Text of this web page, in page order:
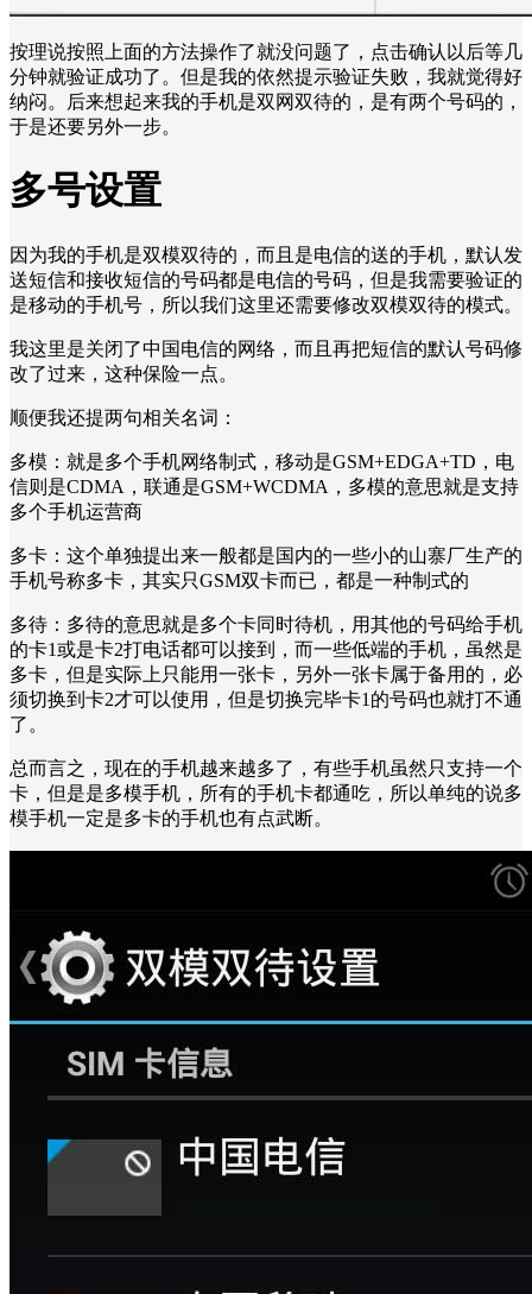
按理说按照上面的方法操作了就没问题了，点击确认以后等几
分钟就验证成功了。但是我的依然提示验证失败，我就觉得好
纳闷。后来想起来我的手机是双网双待的，是有两个号码的，
于是还要另外一步。
多号设置
因为我的手机是双模双待的，而且是电信的送的手机，默认发
送短信和接收短信的号码都是电信的号码，但是我需要验证的
是移动的手机号，所以我们这里还需要修改双模双待的模式。
我这里是关闭了中国电信的网络，而且再把短信的默认号码修
改了过来，这种保险一点。
顺便我还提两句相关名词：
多模：就是多个手机网络制式，移动是GSM+EDGA+TD，电
信则是CDMA，联通是GSM+WCDMA，多模的意思就是支持
多个手机运营商
多卡：这个单独提出来一般都是国内的一些小的山寨厂生产的
手机号称多卡，其实只GSM双卡而已，都是一种制式的
多待：多待的意思就是多个卡同时待机，用其他的号码给手机
的卡1或是卡2打电话都可以接到，而一些低端的手机，虽然是
多卡，但是实际上只能用一张卡，另外一张卡属于备用的，必
须切换到卡2才可以使用，但是切换完毕卡1的号码也就打不通
了。
总而言之，现在的手机越来越多了，有些手机虽然只支持一个
卡，但是是多模手机，所有的手机卡都通吃，所以单纯的说多
模手机一定是多卡的手机也有点武断。